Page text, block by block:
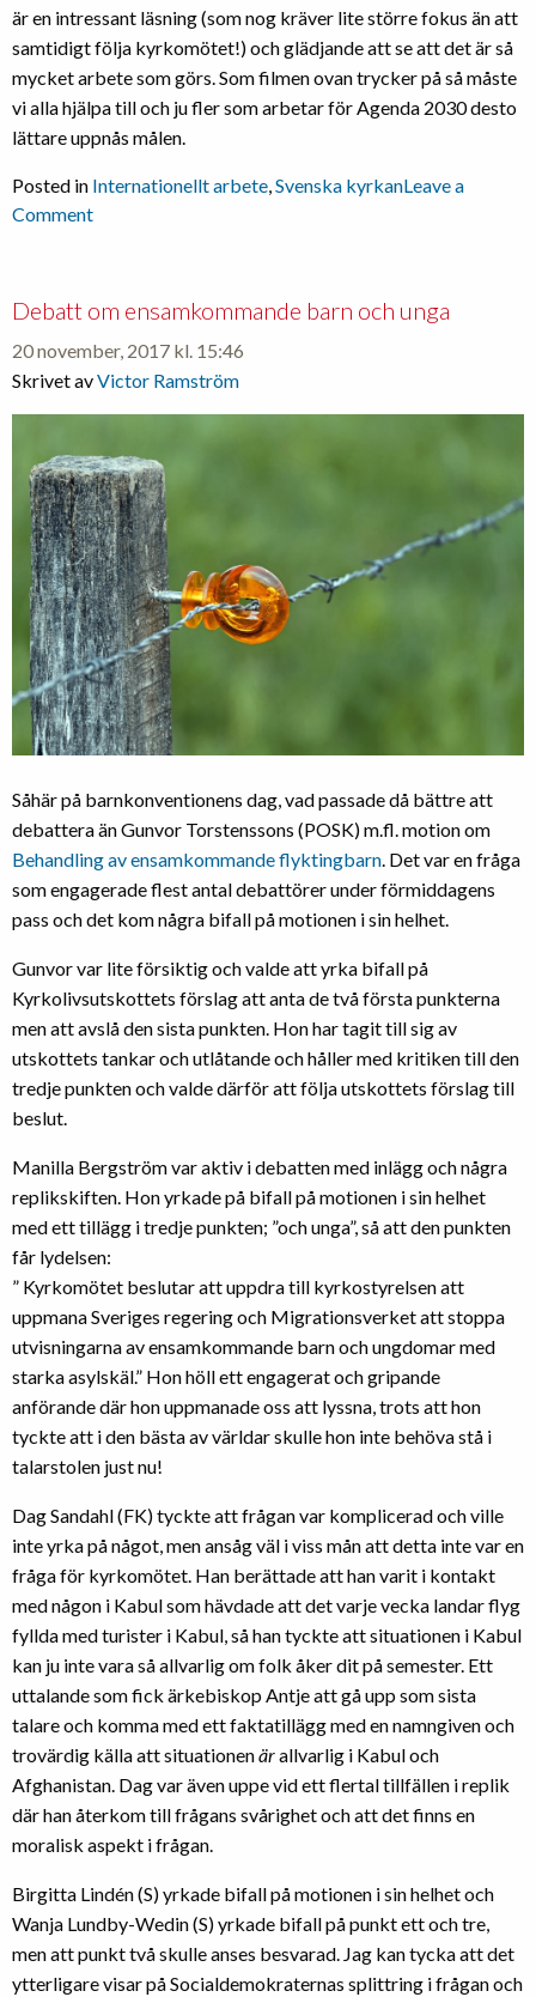
är en intressant läsning (som nog kräver lite större fokus än att
samtidigt följa kyrkomötet!) och glädjande att se att det är så
mycket arbete som görs. Som filmen ovan trycker på så måste
vi alla hjälpa till och ju fler som arbetar för Agenda 2030 desto
lättare uppnås målen.
Posted in Internationellt arbete Svenska kyrkanLeave a
Commenton
hållbar
utveckling
Debatt om ensamkommande barn och unga
20 november, 2017 kl. 15:46
Skrivet avVictor Ramström
Såhär på barnkonventionens dag, vad passade då bättre att
debattera än Gunvor Torstenssons (POSK) m.fl. motion om
Behandling av ensamkommande flyktingbarn. Det var en fråga
som engagerade flest antal debattörer under förmiddagens
pass och det kom några bifall på motionen i sin helhet.
Gunvor var lite försiktig och valde att yrka bifall på
Kyrkolivsutskottets förslag att anta de två första punkterna
men att avslå den sista punkten. Hon har tagit till sig av
utskottets tankar och utlåtande och håller med kritiken till den
tredje punkten och valde därför att följa utskottets förslag till
beslut.
Manilla Bergström var aktiv i debatten med inlägg och några
replikskiften. Hon yrkade på bifall på motionen i sin helhet
med ett tillägg i tredje punkten; ”och unga”, så att den punkten
får lydelsen:
” Kyrkomötet beslutar att uppdra till kyrkostyrelsen att
uppmana Sveriges regering och Migrationsverket att stoppa
utvisningarna av ensamkommande barn och ungdomar med
starka asylskäl.” Hon höll ett engagerat och gripande
anförande där hon uppmanade oss att lyssna, trots att hon
tyckte att i den bästa av världar skulle hon inte behöva stå i
talarstolen just nu!
Dag Sandahl (FK) tyckte att frågan var komplicerad och ville
inte yrka på något, men ansåg väl i viss mån att detta inte var en
fråga för kyrkomötet. Han berättade att han varit i kontakt
med någon i Kabul som hävdade att det varje vecka landar flyg
fyllda med turister i Kabul, så han tyckte att situationen i Kabul
kan ju inte vara så allvarlig om folk åker dit på semester. Ett
uttalande som fick ärkebiskop Antje att gå upp som sista
talare och komma med ett faktatillägg med en namngiven och
trovärdig källa att situationenärallvarlig i Kabul och
Afghanistan. Dag var även uppe vid ett flertal tillfällen i replik
där han återkom till frågans svårighet och att det finns en
moralisk aspekt i frågan.
Birgitta Lindén (S) yrkade bifall på motionen i sin helhet och
Wanja Lundby-Wedin (S) yrkade bifall på punkt ett och tre,
men att punkt två skulle anses besvarad. Jag kan tycka att det
ytterligare visar på Socialdemokraternas splittring i frågan och